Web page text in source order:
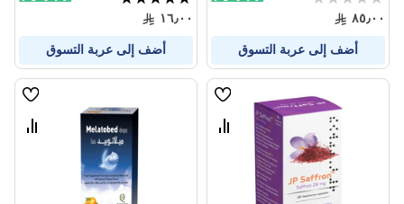
٨٥٫٠٠
أضف إلى عربة التسوق
100%
١٦٫٠٠
أضف إلى عربة التسوق
قائمة
قارن
قائمة
قارن